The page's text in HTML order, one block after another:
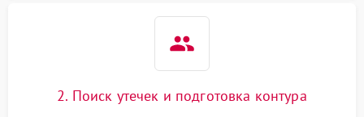
2. Поиск утечек и подготовка контура